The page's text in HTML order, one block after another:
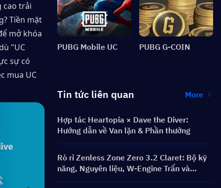
cao trải
Tiền mặt
mở khóa
"UC
sự có
mua UC
PUBG Mobile UC PUBG G-COIN
Tin tức liên quan More
Hợp tác Heartopia × Dave the Diver:
Hướng dẫn về Van lặn & Phần thưởng
Rò rỉ Zenless Zone Zero 3.2 Claret: Bộ kỹ
năng, Nguyên liệu, W-Engine Trấn và
Mindscape Cinema